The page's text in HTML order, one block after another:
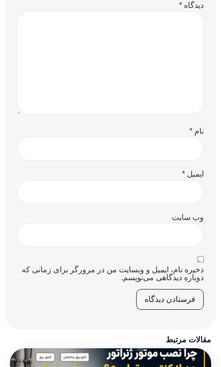
دیدگاه *
نام *
ایمیل *
وب‌ سایت
ذخیره نام، ایمیل و وبسایت من در مرورگر برای زمانی که
دوباره دیدگاهی می‌نویسم.
مقالات مرتبط